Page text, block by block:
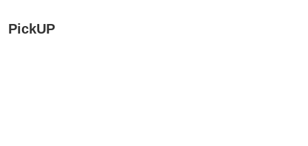
PickUP